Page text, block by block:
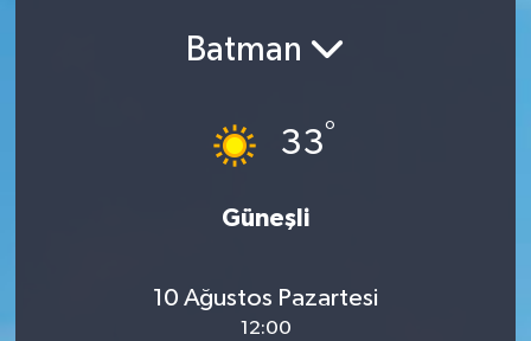
Batman
33°
Güneşli
10 Ağustos Pazartesi
12:00